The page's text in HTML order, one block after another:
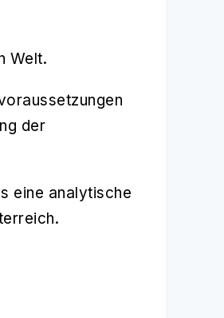
Welt.
der
eine analytische